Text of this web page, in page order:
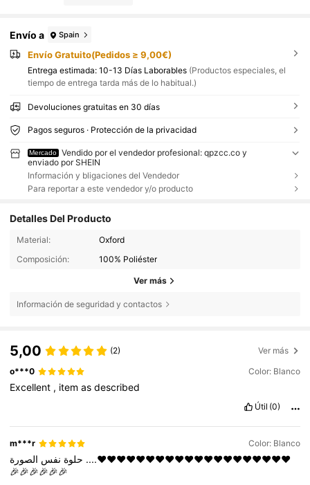
Envío a Spain
Envío Gratuito(Pedidos ≥ 9,00€)
Entrega estimada: 10-13 Días Laborables (Productos especiales, el
tiempo de entrega tarda más de lo habitual.)
Devoluciones gratuitas en 30 días
Pagos seguros · Protección de la privacidad
Mercado
Vendido por el vendedor profesional: qpzcc.co y
enviado por SHEIN
Información y bligaciones del Vendedor
Para reportar a este vendedor y/o producto
Detalles Del Producto
Material:
Oxford
Composición:
100% Poliéster
Ver más
Información de seguridad y contactos
5,00 (2) Ver más
o***0 Color: Blanco
Excellent , itemasdescribed
Útil (0)
m***r Color: Blanco
حلوة نفس
....❤️❤️❤️❤️❤️❤️❤️❤️❤️❤️❤️❤️❤️❤️❤️❤️❤️❤️❤️❤️
🎉🎉🎉🎉🎉🎉